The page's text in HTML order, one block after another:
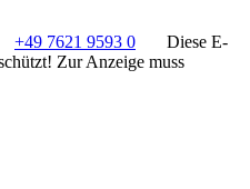
+49 7621 9593 0
Diese E-
Zur Anzeige muss